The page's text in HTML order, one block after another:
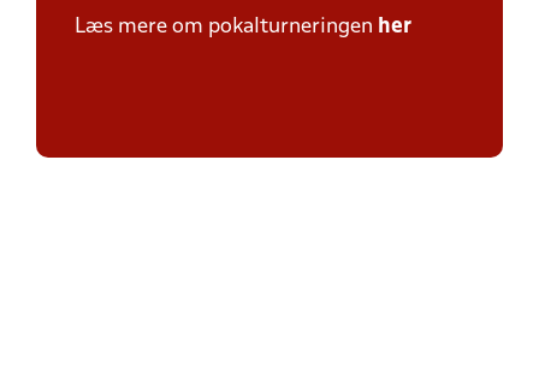
Læs mere om pokalturneringen her